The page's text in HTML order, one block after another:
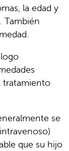
la edad y
También
tratamiento
se
que su hijo